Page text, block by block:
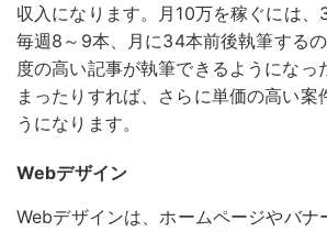
収入になります。月10万を稼ぐには
毎週8～9本、月に34本前後執筆する
度の高い記事が執筆できるようになっ
まったりすれば、さらに単価の高い案
うになります。
Webデザイン
Webデザインは、ホームページやバナ